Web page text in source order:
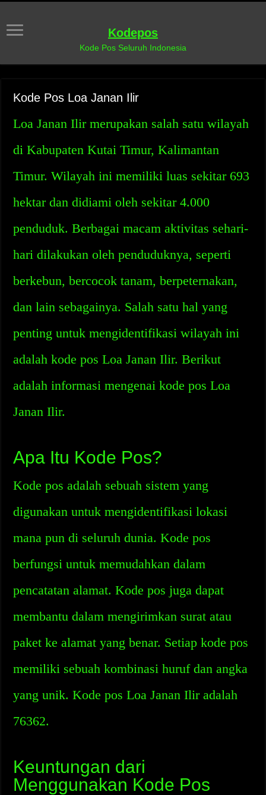
Kodepos
Kode Pos Seluruh Indonesia
Kode Pos Loa Janan Ilir
Loa Janan Ilir merupakan salah satu wilayah
di Kabupaten Kutai Timur, Kalimantan
Timur. Wilayah ini memiliki luas sekitar 693
hektar dan didiami oleh sekitar 4.000
penduduk. Berbagai macam aktivitas sehari-
hari dilakukan oleh penduduknya, seperti
berkebun, bercocok tanam, berpeternakan,
dan lain sebagainya. Salah satu hal yang
penting untuk mengidentifikasi wilayah ini
adalah kode pos Loa Janan Ilir. Berikut
adalah informasi mengenai kode pos Loa
Janan Ilir.
Apa Itu Kode Pos?
Kode pos adalah sebuah sistem yang
digunakan untuk mengidentifikasi lokasi
mana pun di seluruh dunia. Kode pos
berfungsi untuk memudahkan dalam
pencatatan alamat. Kode pos juga dapat
membantu dalam mengirimkan surat atau
paket ke alamat yang benar. Setiap kode pos
memiliki sebuah kombinasi huruf dan angka
yang unik. Kode pos Loa Janan Ilir adalah
76362.
Keuntungan dari
Menggunakan Kode Pos